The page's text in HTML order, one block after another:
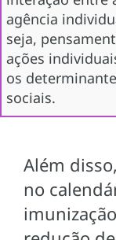
agência
seja,
ações
os
sociais.
Além
no